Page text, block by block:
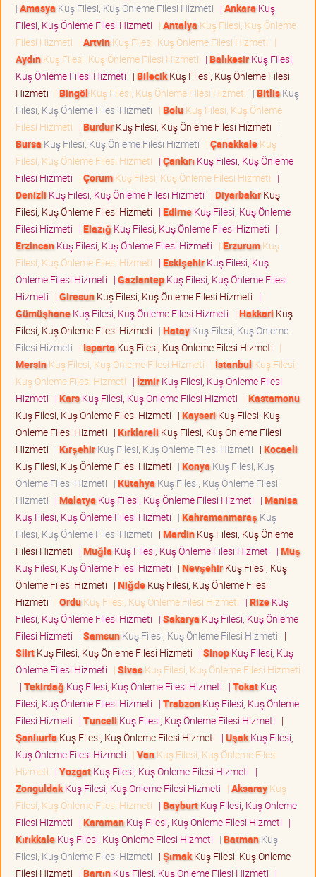
| Amasya Kuş Filesi, Kuş Önleme Filesi Hizmeti | Ankara Kuş
Filesi, Kuş Önleme Filesi Hizmeti | Antalya Kuş Filesi, Kuş Önleme
Filesi Hizmeti | ArtvinKuş Filesi, Kuş Önleme Filesi Hizmeti |
AydınKuş Filesi, Kuş Önleme Filesi Hizmeti | BalıkesirKuş Filesi,
Kuş Önleme Filesi Hizmeti | BilecikKuş Filesi, Kuş Önleme Filesi
Hizmeti | Bingöl Kuş Filesi, Kuş Önleme Filesi Hizmeti | BitlisKuş
Filesi, Kuş Önleme Filesi Hizmeti | BoluKuş Filesi, Kuş Önleme
Filesi Hizmeti | BurdurKuş Filesi, Kuş Önleme Filesi Hizmeti |
Bursa Kuş Filesi, Kuş Önleme Filesi Hizmeti | ÇanakkaleKuş
Filesi, Kuş Önleme Filesi Hizmeti | Çankırı Kuş Filesi, Kuş Önleme
Filesi Hizmeti | ÇorumKuş Filesi, Kuş Önleme Filesi Hizmeti |
Denizli Kuş Filesi, Kuş Önleme Filesi Hizmeti | DiyarbakırKuş
Filesi, Kuş Önleme Filesi Hizmeti | EdirneKuş Filesi, Kuş Önleme
Filesi Hizmeti | Elazığ Kuş Filesi, Kuş Önleme Filesi Hizmeti |
ErzincanKuş Filesi, Kuş Önleme Filesi Hizmeti | ErzurumKuş
Filesi, Kuş Önleme Filesi Hizmeti | EskişehirKuş Filesi, Kuş
Önleme Filesi Hizmeti | GaziantepKuş Filesi, Kuş Önleme Filesi
Hizmeti | GiresunKuş Filesi, Kuş Önleme Filesi Hizmeti |
GümüşhaneKuş Filesi, Kuş Önleme Filesi Hizmeti | Hakkari Kuş
Filesi, Kuş Önleme Filesi Hizmeti | HatayKuş Filesi, Kuş Önleme
Filesi Hizmeti | Isparta Kuş Filesi, Kuş Önleme Filesi Hizmeti |
MersinKuş Filesi, Kuş Önleme Filesi Hizmeti | İstanbul Kuş Filesi,
Kuş Önleme Filesi Hizmeti | İzmirKuş Filesi, Kuş Önleme Filesi
Hizmeti | KarsKuş Filesi, Kuş Önleme Filesi Hizmeti | Kastamonu
Kuş Filesi, Kuş Önleme Filesi Hizmeti | Kayseri Kuş Filesi, Kuş
Önleme Filesi Hizmeti | Kırklareli Kuş Filesi, Kuş Önleme Filesi
Hizmeti | KırşehirKuş Filesi, Kuş Önleme Filesi Hizmeti | Kocaeli
Kuş Filesi, Kuş Önleme Filesi Hizmeti | Konya Kuş Filesi, Kuş
Önleme Filesi Hizmeti | Kütahya Kuş Filesi, Kuş Önleme Filesi
Hizmeti | Malatya Kuş Filesi, Kuş Önleme Filesi Hizmeti | Manisa
Kuş Filesi, Kuş Önleme Filesi Hizmeti | Kahramanmaraş Kuş
Filesi, Kuş Önleme Filesi Hizmeti | MardinKuş Filesi, Kuş Önleme
Filesi Hizmeti | Muğla Kuş Filesi, Kuş Önleme Filesi Hizmeti | Muş
Kuş Filesi, Kuş Önleme Filesi Hizmeti | NevşehirKuş Filesi, Kuş
Önleme Filesi Hizmeti | NiğdeKuş Filesi, Kuş Önleme Filesi
Hizmeti | OrduKuş Filesi, Kuş Önleme Filesi Hizmeti | RizeKuş
Filesi, Kuş Önleme Filesi Hizmeti | Sakarya Kuş Filesi, Kuş Önleme
Filesi Hizmeti | SamsunKuş Filesi, Kuş Önleme Filesi Hizmeti |
SiirtKuş Filesi, Kuş Önleme Filesi Hizmeti | SinopKuş Filesi, Kuş
Önleme Filesi Hizmeti | SivasKuş Filesi, Kuş Önleme Filesi Hizmeti
| Tekirdağ Kuş Filesi, Kuş Önleme Filesi Hizmeti | TokatKuş
Filesi, Kuş Önleme Filesi Hizmeti | TrabzonKuş Filesi, Kuş Önleme
Filesi Hizmeti | Tunceli Kuş Filesi, Kuş Önleme Filesi Hizmeti |
Şanlıurfa Kuş Filesi, Kuş Önleme Filesi Hizmeti | UşakKuş Filesi,
Kuş Önleme Filesi Hizmeti | VanKuş Filesi, Kuş Önleme Filesi
Hizmeti | YozgatKuş Filesi, Kuş Önleme Filesi Hizmeti |
ZonguldakKuş Filesi, Kuş Önleme Filesi Hizmeti | AksarayKuş
Filesi, Kuş Önleme Filesi Hizmeti | BayburtKuş Filesi, Kuş Önleme
Filesi Hizmeti | KaramanKuş Filesi, Kuş Önleme Filesi Hizmeti |
KırıkkaleKuş Filesi, Kuş Önleme Filesi Hizmeti | BatmanKuş
Filesi, Kuş Önleme Filesi Hizmeti | ŞırnakKuş Filesi, Kuş Önleme
Filesi Hizmeti | BartınKuş Filesi, Kuş Önleme Filesi Hizmeti |